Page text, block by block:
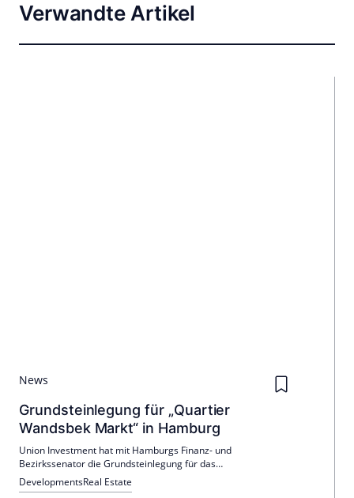
Verwandte Artikel
News
Grundsteinlegung für „Quartier
Wandsbek Markt“ in Hamburg
Union Investment hat mit Hamburgs Finanz- und
Bezirkssenator die Grundsteinlegung für das
Transformationsprojekt „Quartier Wandsbek Markt“ gefeiert.
Nach dem B-Plan startet der Neubau und Aufstockungen: 126
DevelopmentsReal Estate